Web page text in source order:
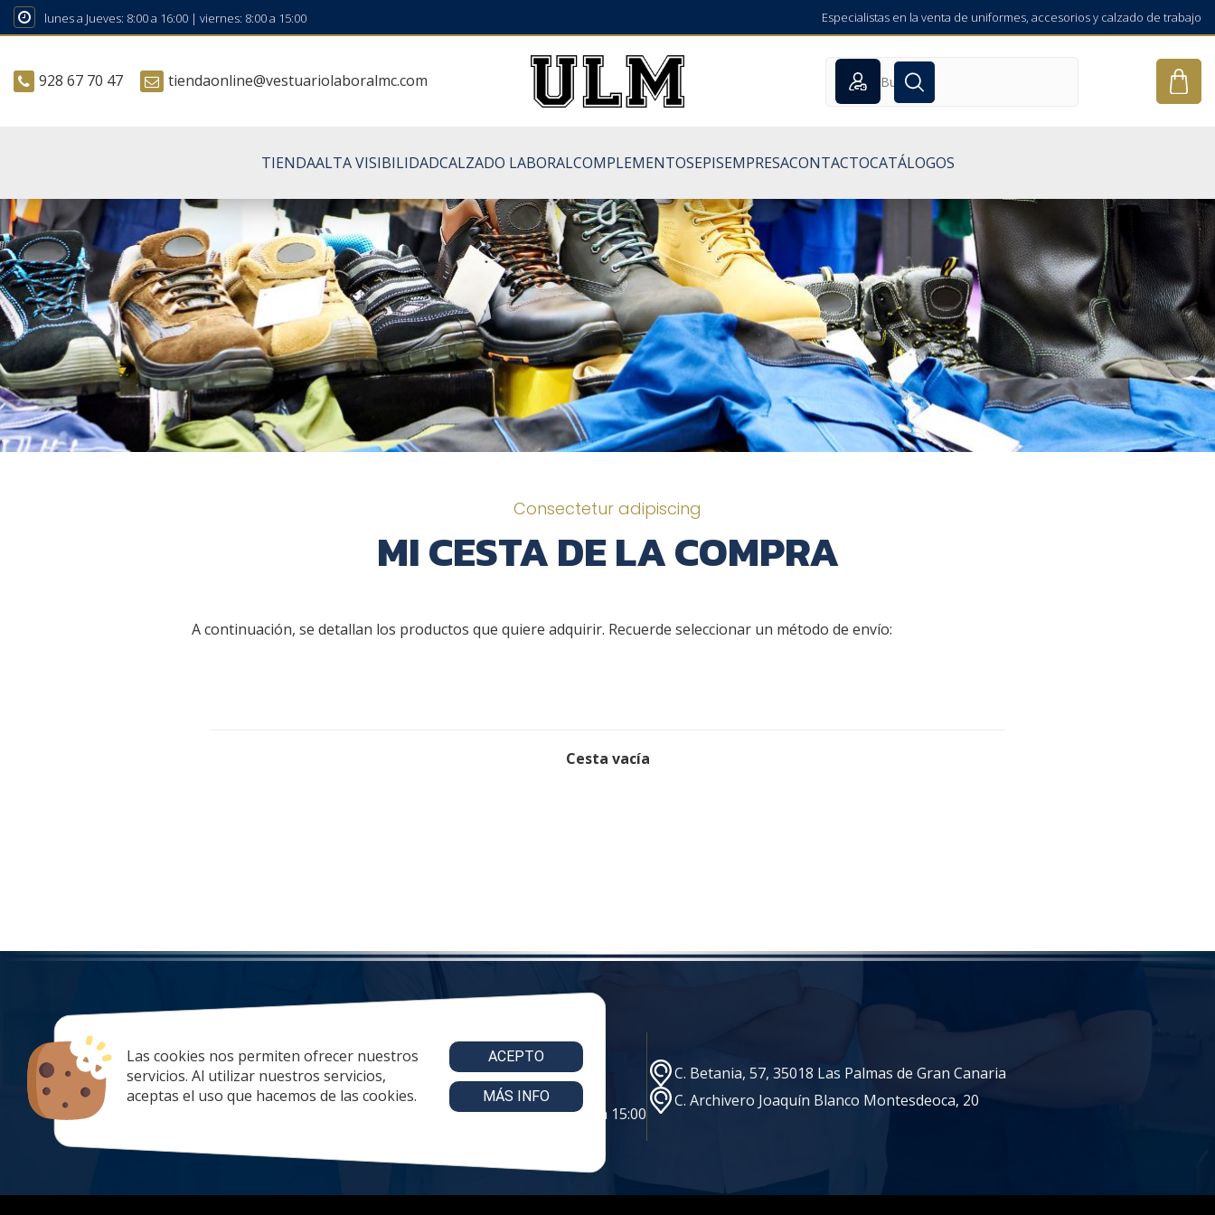
Las cookies nos permiten ofrecer nuestros
servicios. Al utilizar nuestros servicios,
aceptas el uso que hacemos de las cookies.
ACEPTO
MÁS INFO
lunes a Jueves: 8:00 a 16:00 | viernes: 8:00 a 15:00 Especialistas en la venta de uniformes, accesorios y calzado de trabajo
928 67 70 47 tiendaonline@vestuariolaboralmc.com
TIENDAALTA VISIBILIDADCALZADO LABORALCOMPLEMENTOSEPISEMPRESACONTACTOCATÁLOGOS
Consectetur adipiscing
MI CESTA DE LA COMPRA
A continuación, se detallan los productos que quiere adquirir. Recuerde seleccionar un método de envío:
Cesta vacía
tiendaonline@vestuariolaboralmc.com
928 67 70 47
lunes a Jueves: 8:00 a 16:00 | viernes: 8:00 a 15:00
C. Betania, 57, 35018 Las Palmas de Gran Canaria
C. Archivero Joaquín Blanco Montesdeoca, 20